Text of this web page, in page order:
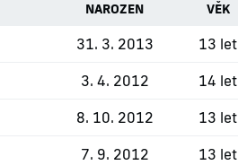
NAROZEN VĚK
31. 3. 2013 13 let
3. 4. 2012 14 let
8. 10. 2012 13 let
7. 9. 2012 13 let